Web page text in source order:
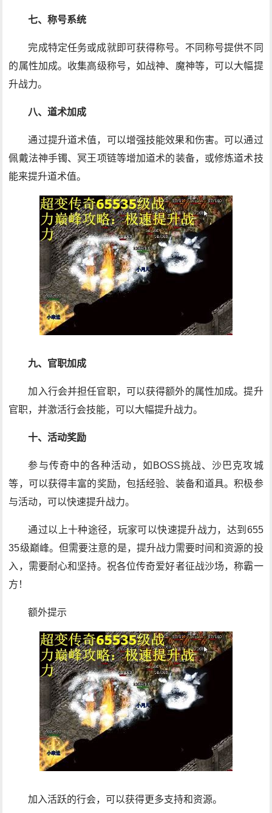
七、称号系统
完成特定任务或成就即可获得称号。不同称号提供不同
的属性加成。收集高级称号，如战神、魔神等，可以大幅提
升战力。
八、道术加成
通过提升道术值，可以增强技能效果和伤害。可以通过
佩戴法神手镯、冥王项链等增加道术的装备，或修炼道术技
能来提升道术值。
九、官职加成
加入行会并担任官职，可以获得额外的属性加成。提升
官职，并激活行会技能，可以大幅提升战力。
十、活动奖励
参与传奇中的各种活动，如BOSS挑战、沙巴克攻城
等，可以获得丰富的奖励，包括经验、装备和道具。积极参
与活动，可以快速提升战力。
通过以上十种途径，玩家可以快速提升战力，达到655
35级巅峰。但需要注意的是，提升战力需要时间和资源的投
入，需要耐心和坚持。祝各位传奇爱好者征战沙场，称霸一
方！
额外提示
加入活跃的行会，可以获得更多支持和资源。